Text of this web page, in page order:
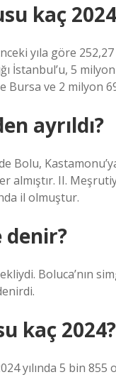
kaç
yıla göre
İstanbul’u, 5
Bursa ve 2 milyon
ayrıldı?
Bolu,
almıştır. II.
il olmuştur.
denir?
Boluca’nın
kaç 2024?
yılında 5 bin 855